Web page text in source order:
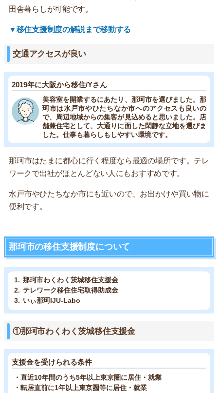
田舎暮らしが可能です。
▼移住支援制度の解説まで移動する
交通アクセスが良い
2019年に大阪から移住/Yさん
美容室を開業するにあたり、那珂市を選びました。那
珂市は水戸市やひたちなか市へのアクセスも良いの
で、周辺地域からの集客が見込めると思いました。店
舗兼住宅として、大通りに面した閑静な立地を選びま
した。仕事も暮らしもしやすい環境です。
那珂市はたまに都心に行く程度なら最適の場所です。テレ
ワークで出社がほとんどない人にもおすすめです。
水戸市やひたちなか市にも近いので、お出かけや買い物に
便利です。
那珂市の移住支援制度について
那珂市わくわく茨城移住支援金
テレワーク移住住宅取得助成金
いぃ那珂IJU-Labo
①那珂市わくわく茨城移住支援金
支援金を受けられる条件
・直近10年間のうち5年以上東京圏に居住・就業
・転居直前に1年以上東京圏等に居住・就業